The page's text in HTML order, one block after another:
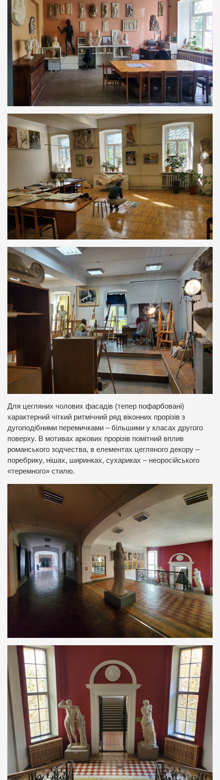
Для цегляних чолових фасадів (тепер пофарбовані)
характерний чіткий ритмічний ряд віконних прорізів з
дугоподібними перемичками – більшими у класах другого
поверху. В мотивах аркових прорізів помітний вплив
романського зодчества, в елементах цегляного декору –
поребрику, нішах, ширинках, сухариках – неоросійського
«теремного» стилю.